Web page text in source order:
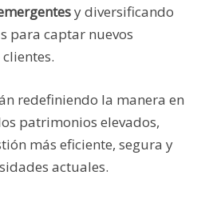
y diversificando
para captar nuevos
redefiniendo la manera en
patrimonios elevados,
más eficiente, segura y
actuales.